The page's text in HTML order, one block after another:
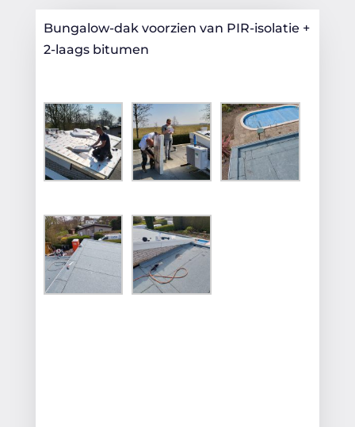
Bungalow-dak voorzien van PIR-isolatie +
2-laags bitumen